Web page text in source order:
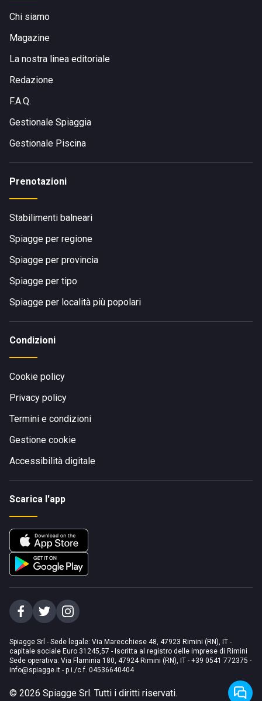
Chi siamo
Magazine
La nostra linea editoriale
Redazione
F.A.Q.
Gestionale Spiaggia
Gestionale Piscina
Prenotazioni
Stabilimenti balneari
Spiagge per regione
Spiagge per provincia
Spiagge per tipo
Spiagge per località più popolari
Condizioni
Cookie policy
Privacy policy
Termini e condizioni
Gestione cookie
Accessibilità digitale
Scarica l'app
Spiagge Srl - Sede legale: Via Marecchiese 48, 47923 Rimini (RN), IT -
capitale sociale Euro 31245,57 - Iscritta al registro delle imprese di Rimini
Sede operativa: Via Flaminia 180, 47924 Rimini (RN), IT - +39 0541 772375 -
info@spiagge.it - p.i./c.f. 04536640404
© 2026 Spiagge Srl. Tutti i diritti riservati.